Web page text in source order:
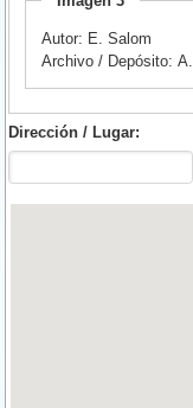
Autor: E. Salom
Archivo / Depósito:
Dirección / Lugar: